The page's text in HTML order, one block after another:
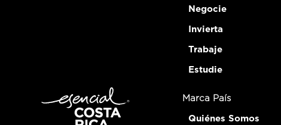
Negocie
Invierta
Trabaje
Estudie
Marca País
Quiénes Somos